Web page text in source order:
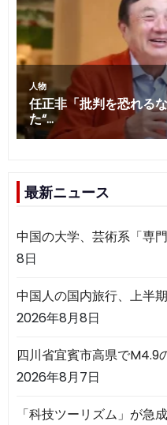
最新ニュース
中国の大学、芸術系「専
8日
中国人の国内旅行、上半
2026年8月8日
四川省宜賓市高県で
2026年8月7日
「科技ツーリズム」が